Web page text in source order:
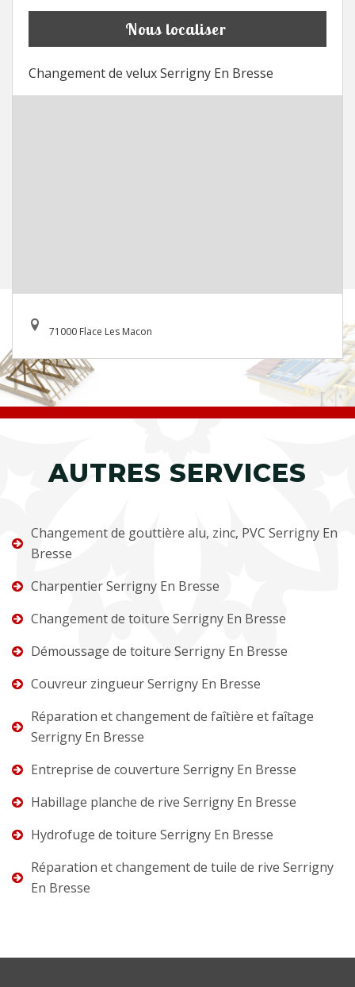
Nous localiser
Changement de velux Serrigny En Bresse
71000 Flace Les Macon
AUTRES SERVICES
Changement de gouttière alu, zinc, PVC Serrigny En
Bresse
Charpentier Serrigny En Bresse
Changement de toiture Serrigny En Bresse
Démoussage de toiture Serrigny En Bresse
Couvreur zingueur Serrigny En Bresse
Réparation et changement de faîtière et faîtage
Serrigny En Bresse
Entreprise de couverture Serrigny En Bresse
Habillage planche de rive Serrigny En Bresse
Hydrofuge de toiture Serrigny En Bresse
Réparation et changement de tuile de rive Serrigny
En Bresse